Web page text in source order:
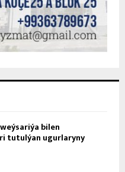
bilen
tutulýan ugurlaryny